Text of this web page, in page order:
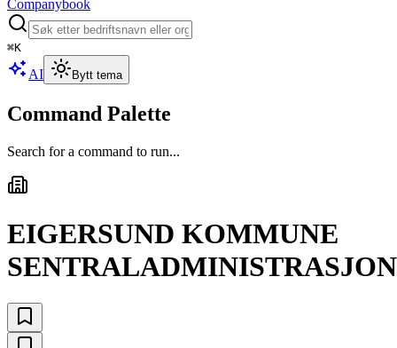
Companybook
⌘K
AI Bytt tema
Command Palette
Search for a command to run...
EIGERSUND KOMMUNE
SENTRALADMINISTRASJON